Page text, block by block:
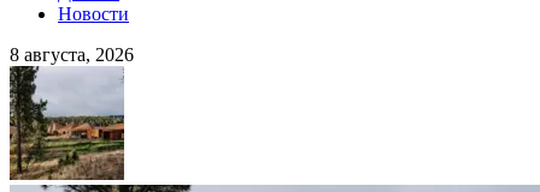
Новости
8 августа, 2026